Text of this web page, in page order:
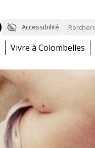
Accessibilité
Vivre à Colombelles